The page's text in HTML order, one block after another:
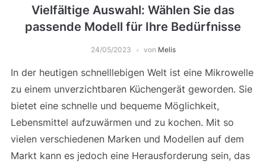
Vielfältige Auswahl: Wählen Sie das
passende Modell für Ihre Bedürfnisse
24/05/2023 von Melis
In der heutigen schnelllebigen Welt ist eine Mikrowelle
zu einem unverzichtbaren Küchengerät geworden. Sie
bietet eine schnelle und bequeme Möglichkeit,
Lebensmittel aufzuwärmen und zu kochen. Mit so
vielen verschiedenen Marken und Modellen auf dem
Markt kann es jedoch eine Herausforderung sein, das